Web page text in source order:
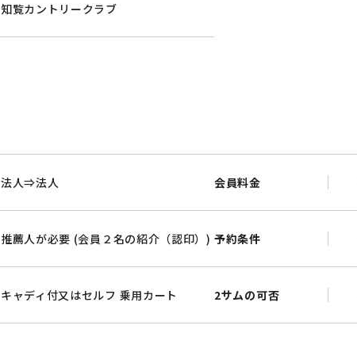
知覧カントリークラブ
法人⇒法人 会員料金
推薦人が必要 (会員２名の紹介（認印）) 予約条件
キャディ付又はセルフ 乗用カート 2サムの可否